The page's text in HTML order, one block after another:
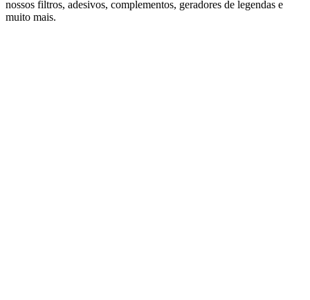
nossos filtros, adesivos, complementos, geradores de legendas e
muito mais.